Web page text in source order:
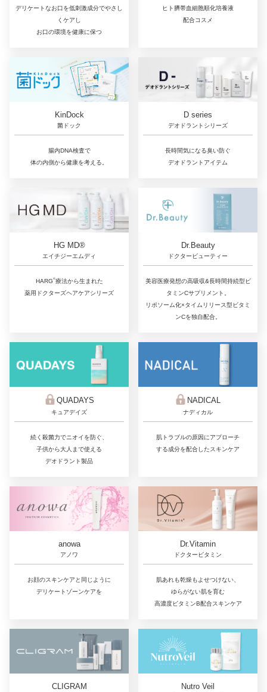
デリケートなお口を低刺激成分でやさし
くケアし
お口の環境を健康に保つ
ヒト臍帯血細胞順化培養液
配合コスメ
KinDock
菌ドック
腸内DNA検査で
体の内側から健康を考える。
D series
デオドラントシリーズ
長時間気になる臭い防ぐ
デオドラントアイテム
HG MD®
エイチジーエムディ
HARG®療法から生まれた
薬用ドクターズヘアケアシリーズ
Dr.Beauty
ドクタービューティー
美容医療発想の高吸収&長時間持続型ビ
タミンCサプリメント。
リポソーム化×タイムリリース型ビタミ
ンCを独自配合。
QUADAYS
キュアデイズ
続く殺菌力でニオイを防ぐ、
子供から大人まで使える
デオドラント製品
NADICAL
ナディカル
肌トラブルの原因にアプローチ
する成分を配合したスキンケア
anowa
アノワ
お顔のスキンケアと同じように
デリケートゾーンケアを
Dr.Vitamin
ドクタービタミン
肌あれも乾燥もよせつけない、
ゆらがない肌を育む
高濃度ビタミンB配合スキンケア
CLIGRAM Nutro Veil